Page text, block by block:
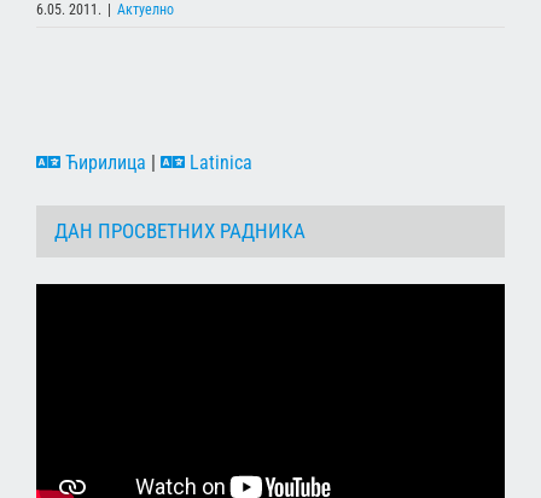
6.05. 2011. Актуелно
Ћирилица | Latinica
ДАН ПРОСВЕТНИХ РАДНИКА